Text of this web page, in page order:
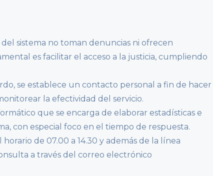
sistema no toman denuncias ni ofrecen
es facilitar el acceso a la justicia, cumpliendo
se establece un contacto personal a fin de hacer
la efectividad del servicio.
que se encarga de elaborar estadísticas e
con especial foco en el tiempo de respuesta.
de 07.00 a 14.30 y además de la línea
a través del correo electrónico